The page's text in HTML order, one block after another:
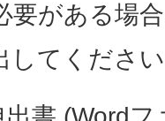
要がある場
してくださ